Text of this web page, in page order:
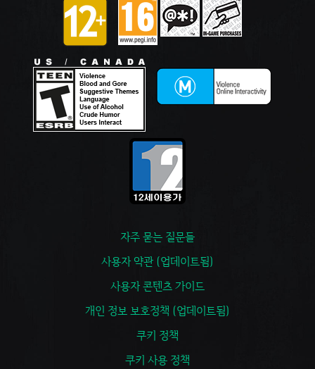
자주 묻는 질문들
사용자 약관 (업데이트됨)
사용자 콘텐츠 가이드
개인 정보 보호정책 (업데이트됨)
쿠키 정책
쿠키 사용 정책